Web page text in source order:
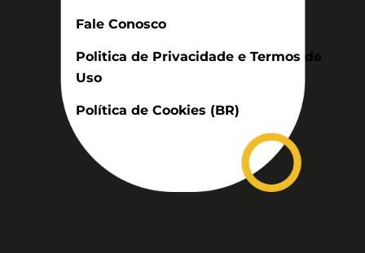
Fale Conosco
Politica de Privacidade e Termos de
Uso
Política de Cookies (BR)